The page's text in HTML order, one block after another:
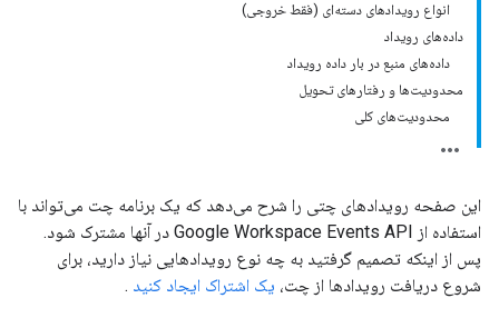
انواع رویدادهای دسته‌ای (فقط خروجی)
داده‌های رویداد
داده‌های منبع در بار داده رویداد
محدودیت‌ها و رفتارهای تحویل
محدودیت‌های کلی
این صفحه رویدادهای چتی را شرح می‌دهد که یک برنامه چت می‌تواند با
استفاده از Google Workspace Events API در آنها مشترک شود.
پس از اینکه تصمیم گرفتید به چه نوع رویدادهایی نیاز دارید، برای
شروع دریافت رویدادها از چت، یک اشتراک ایجاد کنید .